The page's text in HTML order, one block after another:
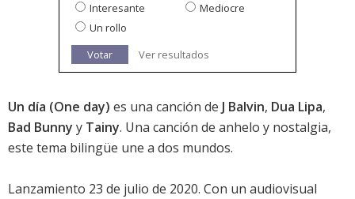
Interesante
Mediocre
Un rollo
Votar
Ver resultados
Un día (One day) es una canción de J Balvin, Dua Lipa,
Bad Bunny y Tainy. Una canción de anhelo y nostalgia,
este tema bilingüe une a dos mundos.
Lanzamiento 23 de julio de 2020. Con un audiovisual